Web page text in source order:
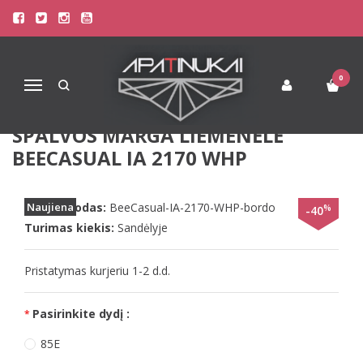
Navigacija
0
Pagrindinis Liemenėlės
Triumph Liemenėlės
BEEDEES 75E 85E 80E BORDO
SPALVOS MARGA LIEMENĖLĖ
BEECASUAL IA 2170 WHP
Naujiena -40%
Prekės kodas: BeeCasual-IA-2170-WHP-bordo
Turimas kiekis: Sandėlyje
Pristatymas kurjeriu 1-2 d.d.
Pasirinkite dydį :
85E